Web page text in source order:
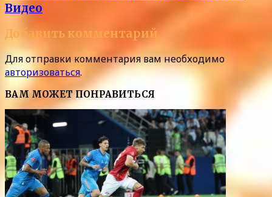
Видео
Добавить комментарий
Для отправки комментария вам необходимо
авторизоваться.
ВАМ МОЖЕТ ПОНРАВИТЬСЯ